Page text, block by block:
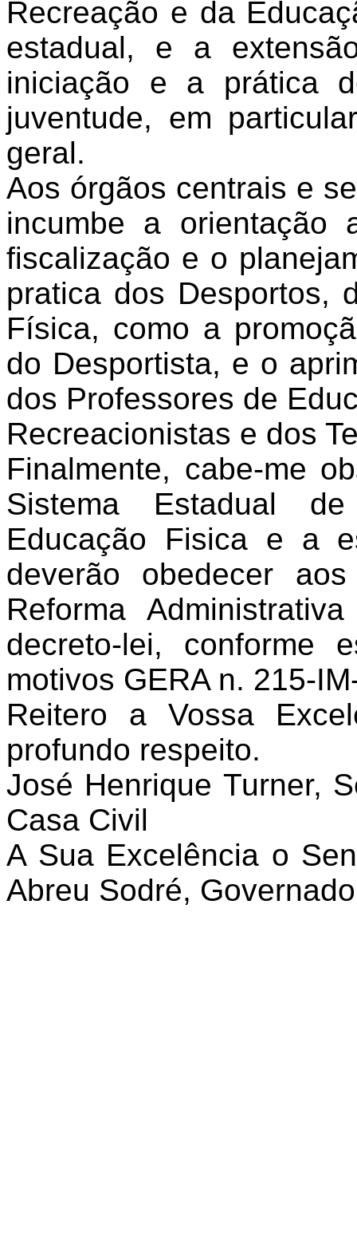
Recreação e da
estadual, e a
iniciação e a prática
juventude, em
geral.
Aos órgãos centrais e
incumbe a orientação
fiscalização e o
pratica dos Desportos,
Física, como a
do Desportista, e o
dos Professores de
Recreacionistas e dos
Finalmente, cabe-me
Sistema Estadual
Educação Fisica e a
deverão obedecer
Reforma
decreto-lei, conforme
motivos GERA n. 215-
Reitero a Vossa
profundo respeito.
José Henrique Turner,
Casa Civil
A Sua Excelência o
Abreu Sodré,